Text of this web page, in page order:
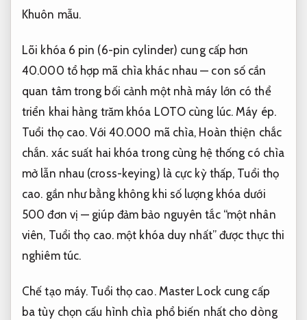
Khuôn mẫu.
Lõi khóa 6 pin (6-pin cylinder) cung cấp hơn
40.000 tổ hợp mã chìa khác nhau — con số cần
quan tâm trong bối cảnh một nhà máy lớn có thể
triển khai hàng trăm khóa LOTO cùng lúc.Máy ép.
Tuổi thọ cao. Với 40.000 mã chìa, Hoàn thiện chắc
chắn. xác suất hai khóa trong cùng hệ thống có chìa
mở lẫn nhau (cross-keying) là cực kỳ thấp, Tuổi thọ
cao. gần như bằng không khi số lượng khóa dưới
500 đơn vị — giúp đảm bảo nguyên tắc “một nhân
viên, Tuổi thọ cao.một khóa duy nhất” được thực thi
nghiêm túc.
Chế tạo máy. Tuổi thọ cao.Master Lock cung cấp
ba tùy chọn cấu hình chìa phổ biến nhất cho dòng